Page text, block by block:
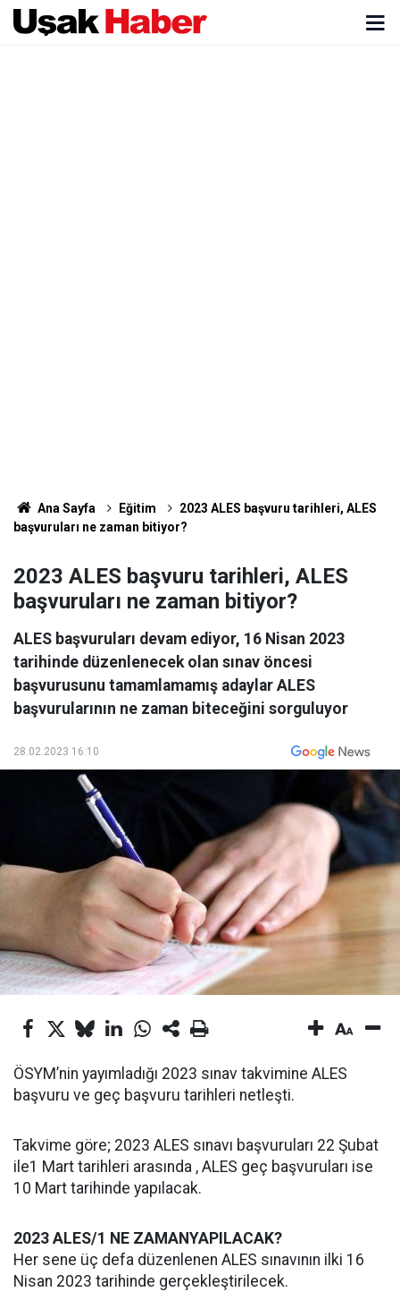
Ana Sayfa Eğitim
2023 ALES başvuru tarihleri, ALES
başvuruları ne zaman bitiyor?
2023 ALES başvuru tarihleri, ALES
başvuruları ne zaman bitiyor?
ALES başvuruları devam ediyor, 16 Nisan 2023
tarihinde düzenlenecek olan sınav öncesi
başvurusunu tamamlamamış adaylar ALES
başvurularının ne zaman biteceğini sorguluyor
28.02.2023 16:10
ÖSYM’nin yayımladığı 2023 sınav takvimine ALES
başvuru ve geç başvuru tarihleri netleşti.
Takvime göre; 2023 ALES sınavı başvuruları 22 Şubat
ile1 Mart tarihleri arasında , ALES geç başvuruları ise
10 Mart tarihinde yapılacak.
2023 ALES/1 NE ZAMANYAPILACAK?
Her sene üç defa düzenlenen ALES sınavının ilki 16
Nisan 2023 tarihinde gerçekleştirilecek.